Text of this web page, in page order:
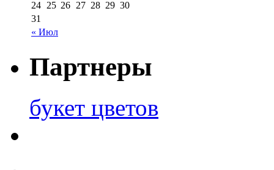
« Июл
24 25 26 27 28 29 30
31
Партнеры
букет цветов